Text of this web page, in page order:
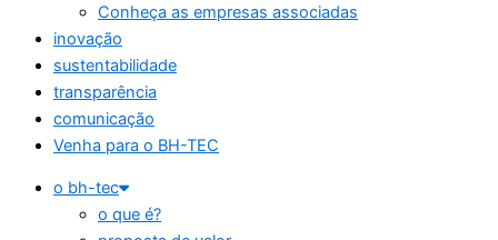
Conheça as empresas associadas
inovação
sustentabilidade
transparência
comunicação
Venha para o BH-TEC
o bh-tec
o que é?